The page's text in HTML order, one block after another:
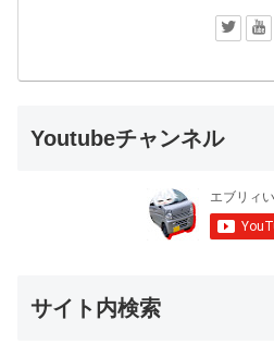
Youtubeチャンネル
サイト内検索